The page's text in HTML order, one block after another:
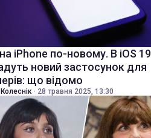
на iPhone по-новому. В iOS 19
новий застосунок для
що відомо
· 28 травня 2025, 13:30